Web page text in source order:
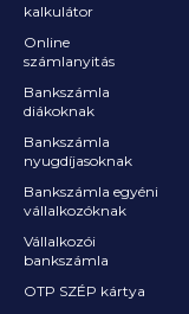
kalkulátor
Online
számlanyitás
Bankszámla
diákoknak
Bankszámla
nyugdíjasoknak
Bankszámla egyéni
vállalkozóknak
Vállalkozói
bankszámla
OTP SZÉP kártya